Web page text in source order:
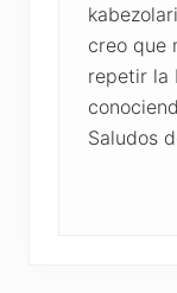
creo que
repetir la
Saludos